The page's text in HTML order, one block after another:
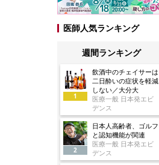
医師人気ランキング
週間ランキング
1
飲酒中のチェイサーは
二日酔いの症状を軽減
しない／大分大
医療一般 日本発エビ
デンス
2
日本人高齢者、ゴルフ
と認知機能が関連
医療一般 日本発エビ
デンス